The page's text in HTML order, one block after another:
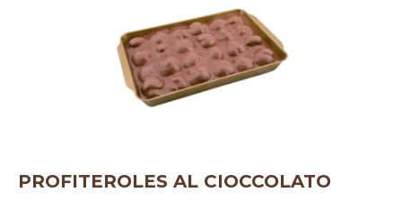
PROFITEROLES AL CIOCCOLATO